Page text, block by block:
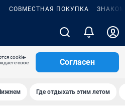
СОВМЕСТНАЯ ПОКУПКА
cookie-
свое
Согласен
Где отдыхать этим летом